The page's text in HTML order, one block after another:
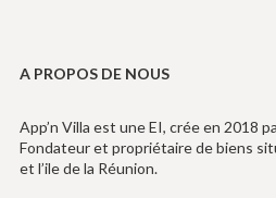
A PROPOS DE NOUS
App’n Villa est une EI, crée en 2018
Fondateur et propriétaire de biens
et l’ile de la Réunion.